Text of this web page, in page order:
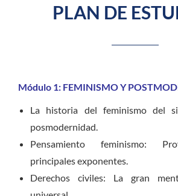
PLAN DE
Módulo 1: FEMINISMO Y
La historia del feminismo del
posmodernidad.
Pensamiento feminismo:
principales exponentes.
Derechos civiles: La gran